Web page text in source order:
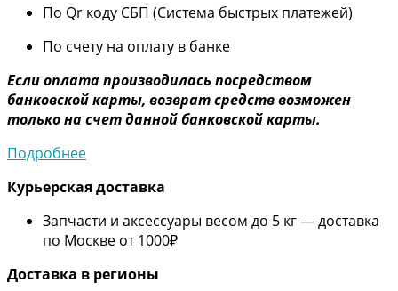
По Qr коду СБП (Система быстрых платежей)
По счету на оплату в банке
Если оплата производилась посредством
банковской карты, возврат средств возможен
только на счет данной банковской карты.
Подробнее
Курьерская доставка
Запчасти и аксессуары весом до 5 кг — доставка
по Москве от 1000₽
Доставка в регионы